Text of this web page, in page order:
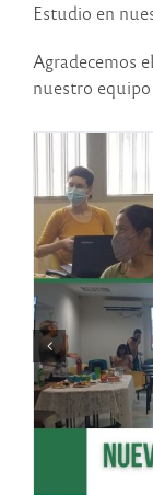
Estudio en
Agradecemos
nuestro